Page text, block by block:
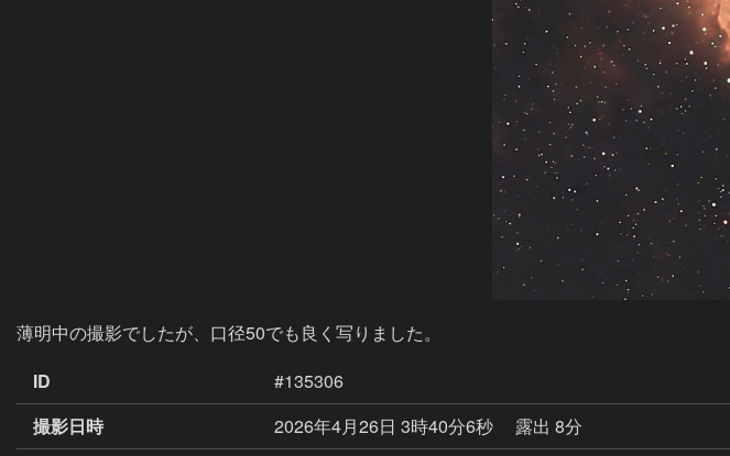
ID
#135306
撮影日時
2026年4月26日 3時40分6秒
露出 8分